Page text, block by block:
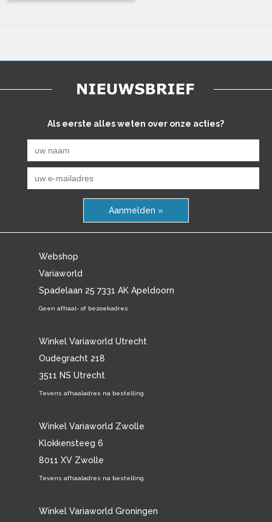
Als eerste alles weten over onze acties?
Aanmelden »
Webshop
Variaworld
Spadelaan 25 7331 AK Apeldoorn
Geen afhaal- of bezoekadres
Winkel Variaworld Utrecht
Oudegracht 218
3511 NS Utrecht
Tevens afhaaladres na bestelling
Winkel Variaworld Zwolle
Klokkensteeg 6
8011 XV Zwolle
Tevens afhaaladres na bestelling
Winkel Variaworld Groningen